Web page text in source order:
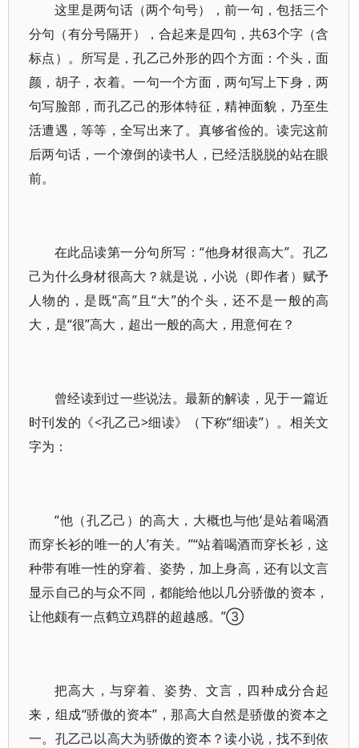
这里是两句话（两个句号），前一句，包括三个
分句（有分号隔开），合起来是四句，共63个字（含
标点）。所写是，孔乙己外形的四个方面：个头，面
颜，胡子，衣着。一句一个方面，两句写上下身，两
句写脸部，而孔乙己的形体特征，精神面貌，乃至生
活遭遇，等等，全写出来了。真够省俭的。读完这前
后两句话，一个潦倒的读书人，已经活脱脱的站在眼
前。
在此品读第一分句所写：“他身材很高大”。孔乙
己为什么身材很高大？就是说，小说（即作者）赋予
人物的，是既“高”且“大”的个头，还不是一般的高
大，是“很”高大，超出一般的高大，用意何在？
曾经读到过一些说法。最新的解读，见于一篇近
时刊发的《<孔乙己>细读》（下称“细读”）。相关文
字为：
“他（孔乙己）的高大，大概也与他‘是站着喝酒
而穿长衫的唯一的人’有关。”“站着喝酒而穿长衫，这
种带有唯一性的穿着、姿势，加上身高，还有以文言
显示自己的与众不同，都能给他以几分骄傲的资本，
让他颇有一点鹤立鸡群的超越感。”③
把高大，与穿着、姿势、文言，四种成分合起
来，组成“骄傲的资本”，那高大自然是骄傲的资本之
一。孔乙己以高大为骄傲的资本？读小说，找不到依